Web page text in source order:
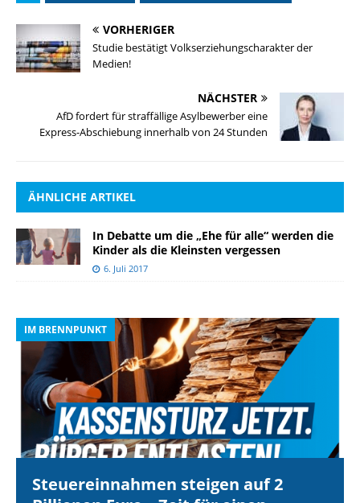
VORHERIGER
Studie bestätigt Volkserziehungscharakter der
Medien!
NÄCHSTER
AfD fordert für straffällige Asylbewerber eine
Express-Abschiebung innerhalb von 24 Stunden
ÄHNLICHE ARTIKEL
In Debatte um die „Ehe für alle“ werden die
Kinder als die Kleinsten vergessen
6. Juli 2017
IM BRENNPUNKT
Steuereinnahmen steigen auf 2